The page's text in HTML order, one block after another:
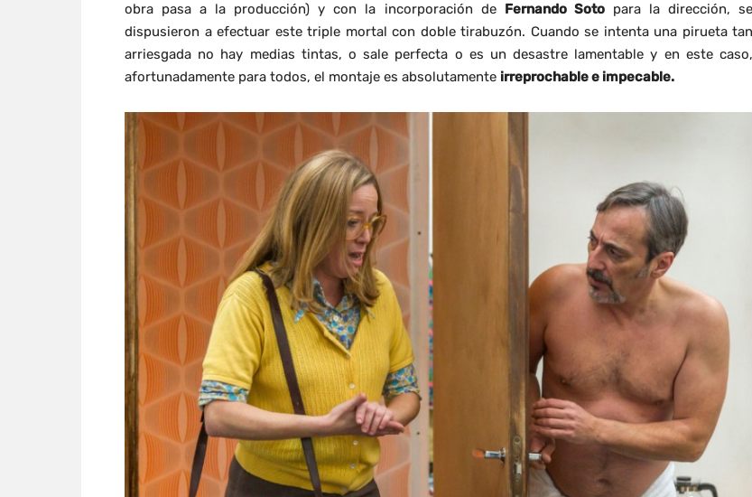
obra pasa a la producción) y con la incorporación de Fernando Sotopara la dirección, se
dispusieron a efectuar este triple mortal con doble tirabuzón. Cuando se intenta una pirueta tan
arriesgada no hay medias tintas, o sale perfecta o es un desastre lamentable y en este caso,
afortunadamente para todos, el montaje es absolutamente irreprochable e impecable.